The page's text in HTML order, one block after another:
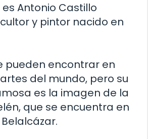
Antonio Castillo
y pintor nacido en
pueden encontrar en
del mundo, pero su
es la imagen de la
que se encuentra en